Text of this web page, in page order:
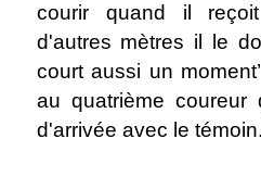
courir quand il
d'autres mètres il le
court aussi un
au quatrième coureur
d'arrivée avec le témoin.